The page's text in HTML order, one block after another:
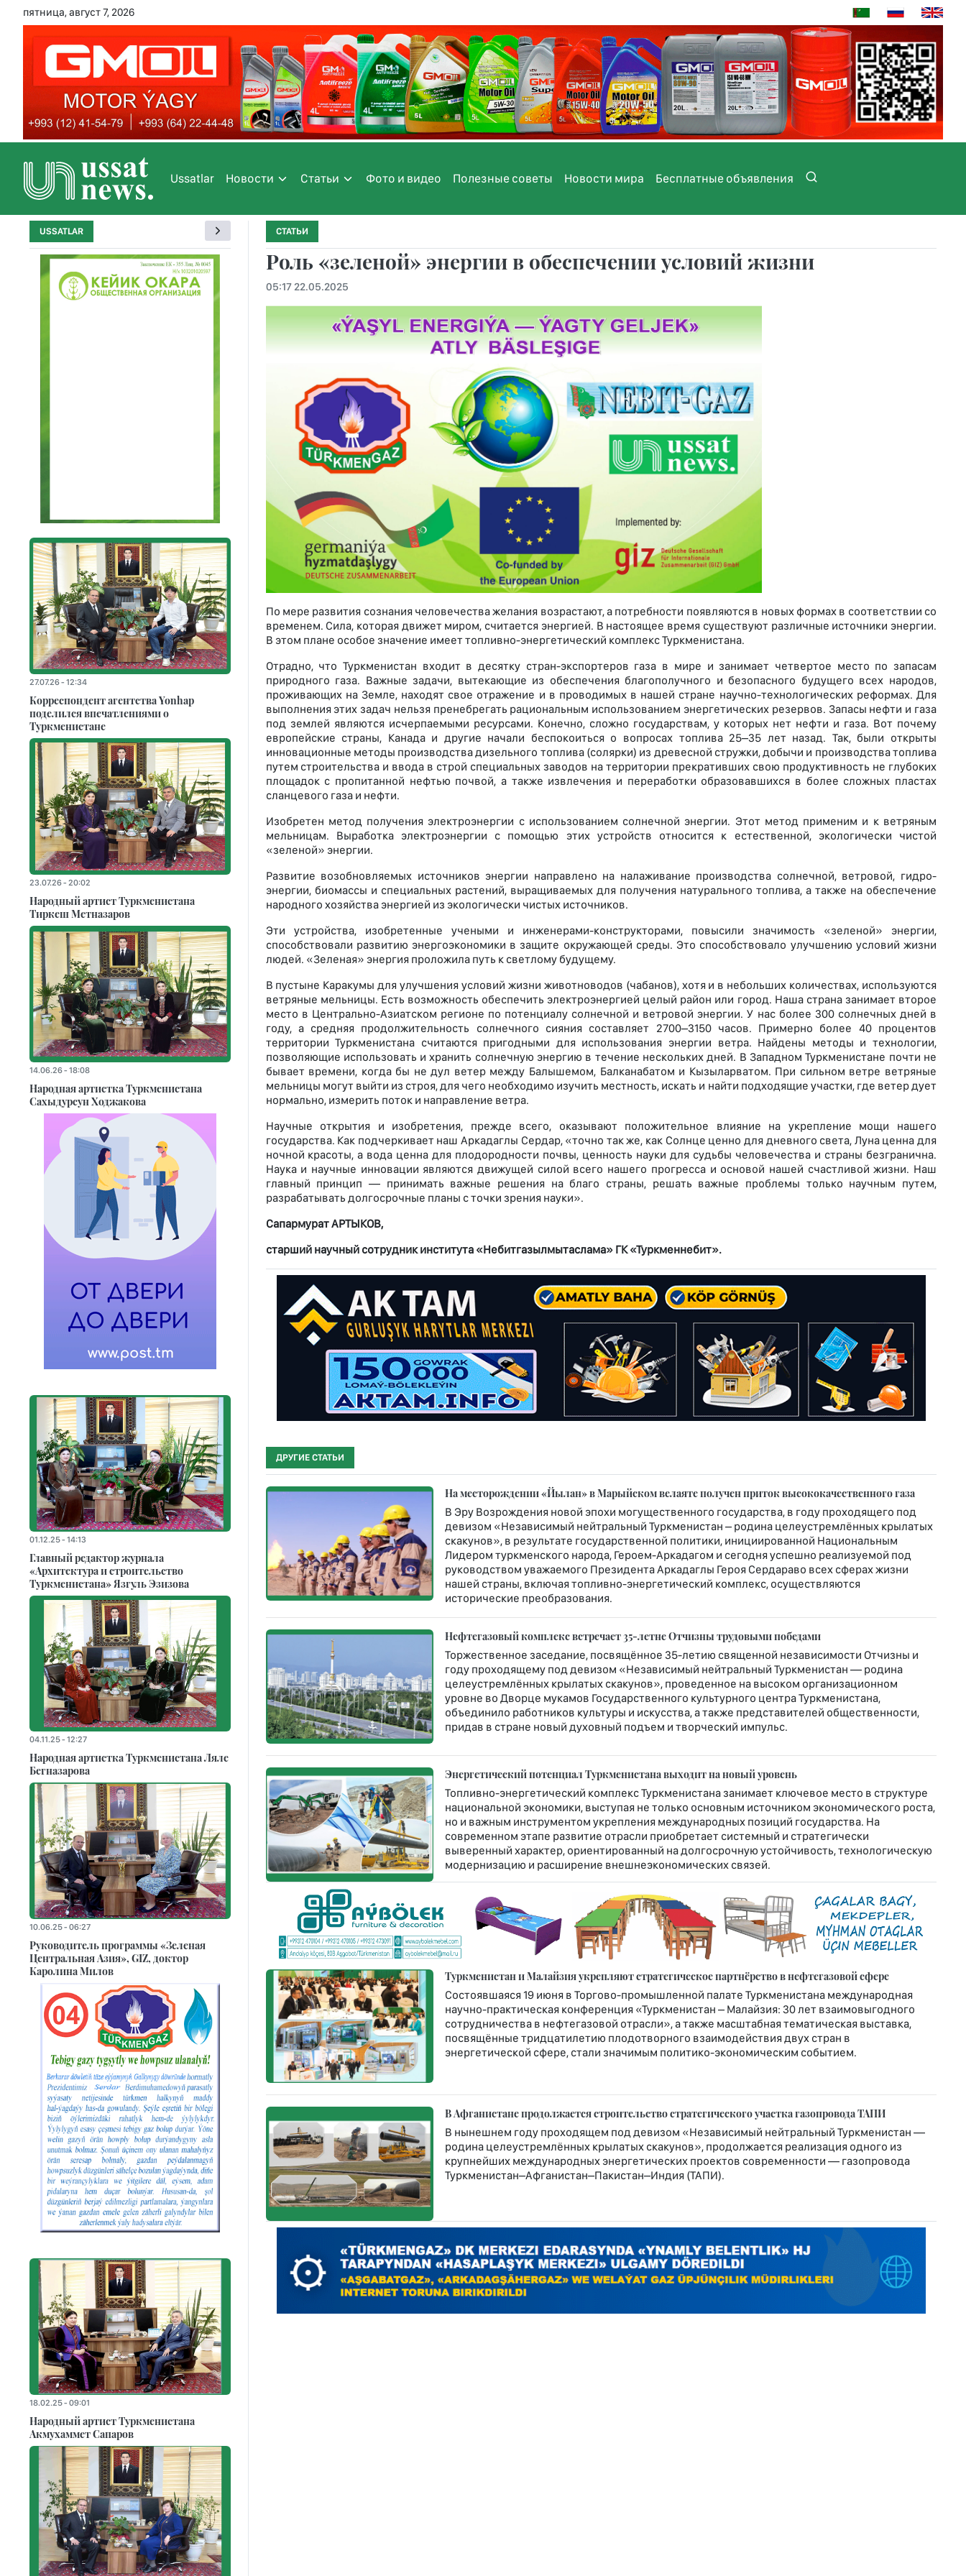
пятница, август 7, 2026
Ussatlar Новости Статьи Фото и видео Полезные советы Новости мира Бесплатные объявления
СТАТЬИ
Роль «зеленой» энергии в обеспечении условий жизни
05:17 22.05.2025
По мере развития сознания человечества желания возрастают, а потребности появляются в новых формах в соответствии со
временем. Сила, которая движет миром, считается энергией. В настоящее время существуют различные источники энергии.
В этом плане особое значение имеет топливно-энергетический комплекс Туркменистана.
Отрадно, что Туркменистан входит в десятку стран-экспортеров газа в мире и занимает четвертое место по запасам
природного газа. Важные задачи, вытекающие из обеспечения благополучного и безопасного будущего всех народов,
проживающих на Земле, находят свое отражение и в проводимых в нашей стране научно-технологических реформах. Для
выполнения этих задач нельзя пренебрегать рациональным использованием энергетических резервов. Запасы нефти и газа
под землей являются исчерпаемыми ресурсами. Конечно, сложно государствам, у которых нет нефти и газа. Вот почему
европейские страны, Канада и другие начали беспокоиться о вопросах топлива 25–35 лет назад. Так, были открыты
инновационные методы производства дизельного топлива (солярки) из древесной стружки, добычи и производства топлива
путем строительства и ввода в строй специальных заводов на территории прекративших свою продуктивность не глубоких
площадок с пропитанной нефтью почвой, а также извлечения и переработки образовавшихся в более сложных пластах
сланцевого газа и нефти.
Изобретен метод получения электроэнергии с использованием солнечной энергии. Этот метод применим и к ветряным
мельницам. Выработка электроэнергии с помощью этих устройств относится к естественной, экологически чистой
«зеленой» энергии.
Развитие возобновляемых источников энергии направлено на налаживание производства солнечной, ветровой, гидро-
энергии, биомассы и специальных растений, выращиваемых для получения натурального топлива, а также на обеспечение
народного хозяйства энергией из экологически чистых источников.
Эти устройства, изобретенные учеными и инженерами-конструкторами, повысили значимость «зеленой» энергии,
способствовали развитию энергоэкономики в защите окружающей среды. Это способствовало улучшению условий жизни
людей. «Зеленая» энергия проложила путь к светлому будущему.
В пустыне Каракумы для улучшения условий жизни животноводов (чабанов), хотя и в небольших количествах, используются
ветряные мельницы. Есть возможность обеспечить электроэнергией целый район или город. Наша страна занимает второе
место в Центрально-Азиатском регионе по потенциалу солнечной и ветровой энергии. У нас более 300 солнечных дней в
году, а средняя продолжительность солнечного сияния составляет 2700–3150 часов. Примерно более 40 процентов
территории Туркменистана считаются пригодными для использования энергии ветра. Найдены методы и технологии,
позволяющие использовать и хранить солнечную энергию в течение нескольких дней. В Западном Туркменистане почти не
бывает времени, когда бы не дул ветер между Балышемом, Балканабатом и Кызыларватом. При сильном ветре ветряные
мельницы могут выйти из строя, для чего необходимо изучить местность, искать и найти подходящие участки, где ветер дует
нормально, измерить поток и направление ветра.
Научные открытия и изобретения, прежде всего, оказывают положительное влияние на укрепление мощи нашего
государства. Как подчеркивает наш Аркадаглы Сердар, «точно так же, как Солнце ценно для дневного света, Луна ценна для
ночной красоты, а вода ценна для плодородности почвы, ценность науки для судьбы человечества и страны безгранична.
Наука и научные инновации являются движущей силой всего нашего прогресса и основой нашей счастливой жизни. Наш
главный принцип — принимать важные решения на благо страны, решать важные проблемы только научным путем,
разрабатывать долгосрочные планы с точки зрения науки».
Сапармурат АРТЫКОВ,
старший научный сотрудник института «Небитгазылмытаслама» ГК «Туркменнебит».
ДРУГИЕ СТАТЬИ
На месторождении «Йылан» в Марыйском велаяте получен приток высококачественного газа
В Эру Возрождения новой эпохи могущественного государства, в году проходящего под
девизом «Независимый нейтральный Туркменистан – родина целеустремлённых крылатых
скакунов», в результате государственной политики, инициированной Национальным
Лидером туркменского народа, Героем-Аркадагом и сегодня успешно реализуемой под
руководством уважаемого Президента Аркадаглы Героя Сердараво всех сферах жизни
нашей страны, включая топливно-энергетический комплекс, осуществляются
исторические преобразования.
Нефтегазовый комплекс встречает 35-летне Отчизны трудовыми победами
Торжественное заседание, посвящённое 35-летию священной независимости Отчизны и
году проходящему под девизом «Независимый нейтральный Туркменистан — родина
целеустремлённых крылатых скакунов», проведенное на высоком организационном
уровне во Дворце мукамов Государственного культурного центра Туркменистана,
объединило работников культуры и искусства, а также представителей общественности,
придав в стране новый духовный подъем и творческий импульс.
Энергетический потенциал Туркменистана выходит на новый уровень
Топливно-энергетический комплекс Туркменистана занимает ключевое место в структуре
национальной экономики, выступая не только основным источником экономического роста,
но и важным инструментом укрепления международных позиций государства. На
современном этапе развитие отрасли приобретает системный и стратегически
выверенный характер, ориентированный на долгосрочную устойчивость, технологическую
модернизацию и расширение внешнеэкономических связей.
Туркменистан и Малайзия укрепляют стратегическое партнёрство в нефтегазовой сфере
Состоявшаяся 19 июня в Торгово-промышленной палате Туркменистана международная
научно-практическая конференция «Туркменистан – Малайзия: 30 лет взаимовыгодного
сотрудничества в нефтегазовой отрасли», а также масштабная тематическая выставка,
посвящённые тридцатилетию плодотворного взаимодействия двух стран в
энергетической сфере, стали значимым политико-экономическим событием.
В Афганистане продолжается строительство стратегического участка газопровода ТАПИ
В нынешнем году проходящем под девизом «Независимый нейтральный Туркменистан —
родина целеустремлённых крылатых скакунов», продолжается реализация одного из
крупнейших международных энергетических проектов современности — газопровода
Туркменистан–Афганистан–Пакистан–Индия (ТАПИ).
USSATLAR
27.07.26 - 12:34
Корреспондент агентства Yonhap
поделился впечатлениями о
Туркменистане
23.07.26 - 20:02
Народный артист Туркменистана
Тиркеш Мeтназаров
14.06.26 - 18:08
Народная артистка Туркменистана
Сахыдурсун Ходжакова
01.12.25 - 14:13
Главный редактор журнала
«Архитектура и строительство
Туркменистана» Язгуль Эзизова
04.11.25 - 12:27
Народная артистка Туркменистана Ляле
Бегназарова
10.06.25 - 06:27
Руководитель программы «Зеленая
Центральная Азия», GIZ, доктор
Каролина Милов
18.02.25 - 09:01
Народный артист Туркменистана
Акмухаммет Сапаров